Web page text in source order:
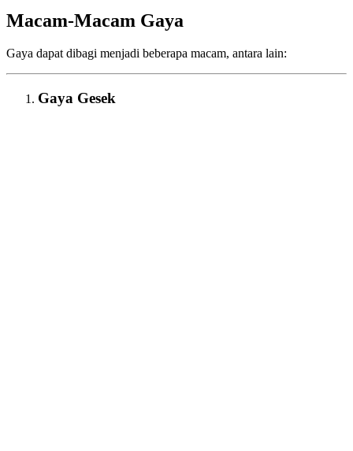
Macam-Macam Gaya
Gaya dapat dibagi menjadi beberapa macam, antara lain:
Gaya Gesek